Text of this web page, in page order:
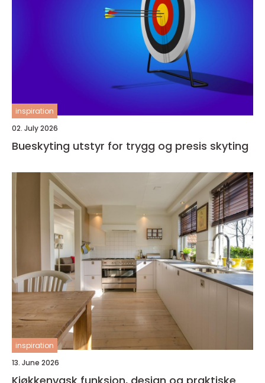
inspiration
02. July 2026
Bueskyting utstyr for trygg og presis skyting
inspiration
13. June 2026